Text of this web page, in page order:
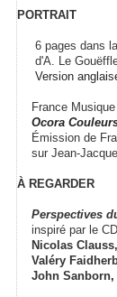
PORTRAIT
6 pages dans
d'A. Le
Version
France Musique
Ocora
Émission de
sur Jean-
À REGARDER
Perspectives
inspiré par le
Nicolas
Valéry
John Sanborn,